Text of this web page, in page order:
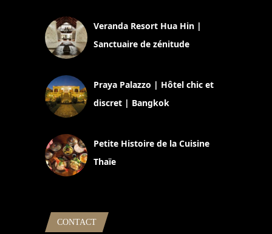
Veranda Resort Hua Hin |
Sanctuaire de zénitude
Praya Palazzo | Hôtel chic et
discret | Bangkok
Petite Histoire de la Cuisine
Thaïe
CONTACT